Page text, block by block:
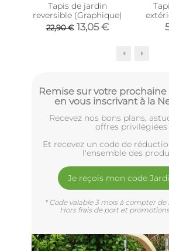
Tapis de jardin
reversible (Graphique)
22,90 € 13,05 €
Remise sur votre
en vous inscrivant à la
Recevez nos bons plans,
offres privilègiées
Et recevez un code de
l'ensemble des
Je reçois mon code
* Code valable 3 mois à compter de
Hors frais de port et